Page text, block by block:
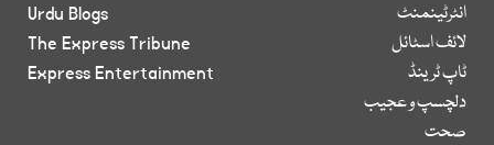
انٹرٹینمنٹ
لائف اسٹائل
ٹاپ ٹرینڈ
دلچسپ و عجیب
صحت
Urdu Blogs
The Express Tribune
Express Entertainment